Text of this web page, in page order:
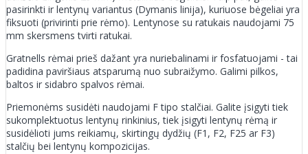
pasirinkti ir lentynų variantus (Dymanis linija), kuriuose bėgeliai yra
fiksuoti (privirinti prie rėmo). Lentynose su ratukais naudojami 75
mm skersmens tvirti ratukai.
Gratnells rėmai prieš dažant yra nuriebalinami ir fosfatuojami - tai
padidina paviršiaus atsparumą nuo subraižymo. Galimi pilkos,
baltos ir sidabro spalvos rėmai.
Priemonėms susidėti naudojami F tipo stalčiai. Galite įsigyti tiek
sukomplektuotus lentynų rinkinius, tiek įsigyti lentynų rėmą ir
susidėlioti jums reikiamų, skirtingų dydžių (F1, F2, F25 ar F3)
stalčių bei lentynų kompozicijas.